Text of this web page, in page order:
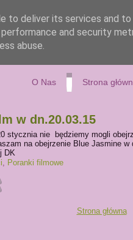
O Nas Strona
w dn.20.03.15
stycznia nie będziemy mogli
na obejrzenie Blue Jasmine
DK
, Poranki filmowe
Strona główna
to deliver its services and
and security
abuse.